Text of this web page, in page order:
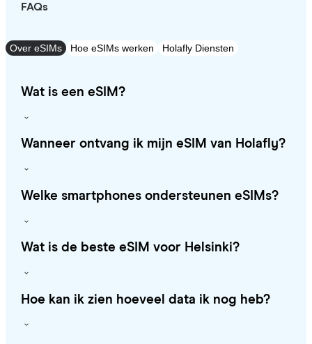
FAQs
Over eSIMs Hoe eSIMs werken Holafly Diensten
Wat is een eSIM?
Wanneer ontvang ik mijn eSIM van Holafly?
Welke smartphones ondersteunen eSIMs?
Wat is de beste eSIM voor Helsinki?
Hoe kan ik zien hoeveel data ik nog heb?